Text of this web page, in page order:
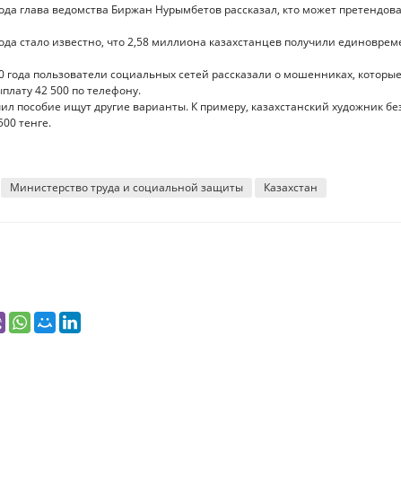
глава ведомства Биржан Нурымбетов рассказал, кто может
стало известно, что 2,58 миллиона казахстанцев получили
года пользователи социальных сетей рассказали о мошенниках,
42 500 по телефону.
пособие ищут другие варианты. К примеру, казахстанский художник
тенге.
Министерство труда и социальной защиты Казахстан
оценили страны по эффективности борьбы с COVID-19
Где лучше сидеть в самолете во время турбулентности